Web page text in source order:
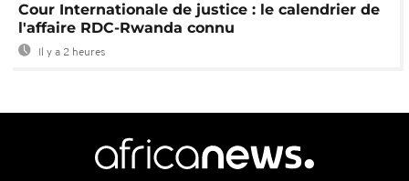
Cour Internationale de justice : le calendrier de
l'affaire RDC-Rwanda connu
Il y a 2 heures